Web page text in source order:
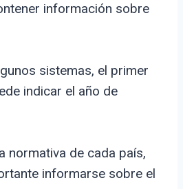
información sobre
sistemas, el primer
indicar el año de
normativa de cada país,
informarse sobre el